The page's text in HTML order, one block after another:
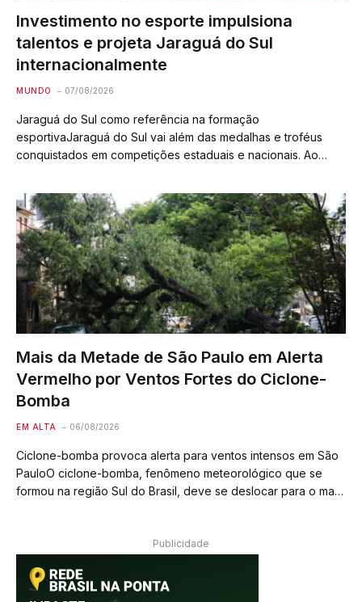
Investimento no esporte impulsiona
talentos e projeta Jaraguá do Sul
internacionalmente
MUNDO 07/08/2026
Jaraguá do Sul como referência na formação
esportivaJaraguá do Sul vai além das medalhas e troféus
conquistados em competições estaduais e nacionais. Ao
mais robustas de formação esportiva em Santa Catarina,…
Mais da Metade de São Paulo em Alerta
Vermelho por Ventos Fortes do Ciclone-
Bomba
EM ALTA 06/08/2026
Ciclone-bomba provoca alerta para ventos intensos em São
PauloO ciclone-bomba, fenômeno meteorológico que se
formou na região Sul do Brasil, deve se deslocar para o mar,
Publicidade